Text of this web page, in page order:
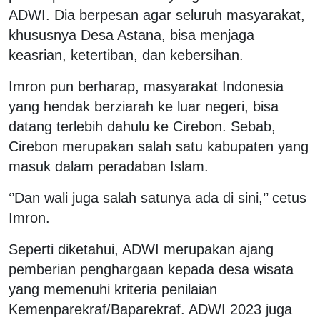
ADWI. Dia berpesan agar seluruh masyarakat,
khususnya Desa Astana, bisa menjaga
keasrian, ketertiban, dan kebersihan.
Imron pun berharap, masyarakat Indonesia
yang hendak berziarah ke luar negeri, bisa
datang terlebih dahulu ke Cirebon. Sebab,
Cirebon merupakan salah satu kabupaten yang
masuk dalam peradaban Islam.
‘’Dan wali juga salah satunya ada di sini,’’ cetus
Imron.
Seperti diketahui, ADWI merupakan ajang
pemberian penghargaan kepada desa wisata
yang memenuhi kriteria penilaian
Kemenparekraf/Baparekraf. ADWI 2023 juga